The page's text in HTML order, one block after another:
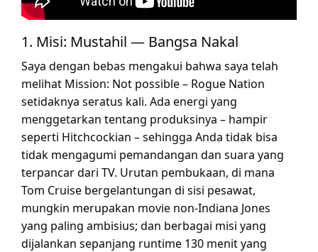
1. Misi: Mustahil — Bangsa Nakal
Saya dengan bebas mengakui bahwa saya telah
melihat Mission: Not possible – Rogue Nation
setidaknya seratus kali. Ada energi yang
menggetarkan tentang produksinya – hampir
seperti Hitchcockian – sehingga Anda tidak bisa
tidak mengagumi pemandangan dan suara yang
terpancar dari TV. Urutan pembukaan, di mana
Tom Cruise bergelantungan di sisi pesawat,
mungkin merupakan movie non-Indiana Jones
yang paling ambisius; dan berbagai misi yang
dijalankan sepanjang runtime 130 menit yang